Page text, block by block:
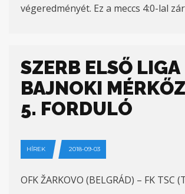
végeredményét. Ez a meccs 4:0-lal
SZERB ELSŐ LIGA
BAJNOKI
5. FORDULÓ
HÍREK 2018-09-03
OFK ŽARKOVO (BELGRÁD) – FK TSC